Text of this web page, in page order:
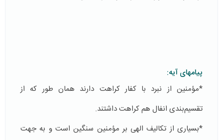
پیامهای آیه:
*مؤمنین از نبرد با كفار كراهت دارند همان طور كه از
تقسیم‌بندی انفال هم كراهت داشتند.
*بسیاری از تكالیف الهی بر مؤمنین سنگین است و به جهت